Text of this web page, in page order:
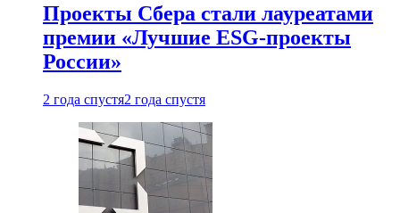
Проекты Сбера стали лауреатами
премии «Лучшие ESG-проекты
России»
2 года спустя2 года спустя